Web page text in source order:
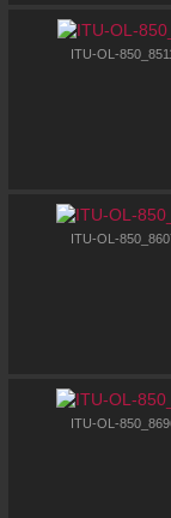
ITU-OL-
ITU-OL-
ITU-OL-